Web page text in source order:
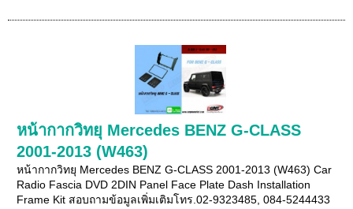
หน้ากากวิทยุ Mercedes BENZ G-CLASS
2001-2013 (W463)
หน้ากากวิทยุ Mercedes BENZ G-CLASS 2001-2013 (W463) Car
Radio Fascia DVD 2DIN Panel Face Plate Dash Installation
Frame Kit สอบถามข้อมูลเพิ่มเติมโทร.02-9323485, 084-5244433